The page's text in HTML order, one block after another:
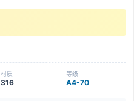
材质
316
等级
A4-70